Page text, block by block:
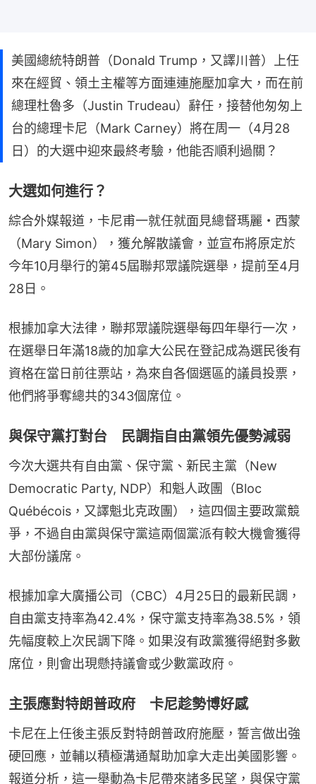
美國總統特朗普（Donald Trump，又譯川普）上任
來在經貿、領土主權等方面連連施壓加拿大，而在前
總理杜魯多（Justin Trudeau）辭任，接替他匆匆上
台的總理卡尼（Mark Carney）將在周一（4月28
日）的大選中迎來最終考驗，他能否順利過關？
大選如何進行？
綜合外媒報道，卡尼甫一就任就面見總督瑪麗・西蒙
（Mary Simon），獲允解散議會，並宣布將原定於
今年10月舉行的第45屆聯邦眾議院選舉，提前至4月
28日。
根據加拿大法律，聯邦眾議院選舉每四年舉行一次，
在選舉日年滿18歲的加拿大公民在登記成為選民後有
資格在當日前往票站，為來自各個選區的議員投票，
他們將爭奪總共的343個席位。
與保守黨打對台 民調指自由黨領先優勢減弱
今次大選共有自由黨、保守黨、新民主黨（New
Democratic Party, NDP）和魁人政團（Bloc
Québécois，又譯魁北克政團），這四個主要政黨競
爭，不過自由黨與保守黨這兩個黨派有較大機會獲得
大部份議席。
根據加拿大廣播公司（CBC）4月25日的最新民調，
自由黨支持率為42.4%，保守黨支持率為38.5%，領
先幅度較上次民調下降。如果沒有政黨獲得絕對多數
席位，則會出現懸持議會或少數黨政府。
主張應對特朗普政府 卡尼趁勢博好感
卡尼在上任後主張反對特朗普政府施壓，誓言做出強
硬回應，並輔以積極溝通幫助加拿大走出美國影響。
報道分析，這一舉動為卡尼帶來諸多民望，與保守黨